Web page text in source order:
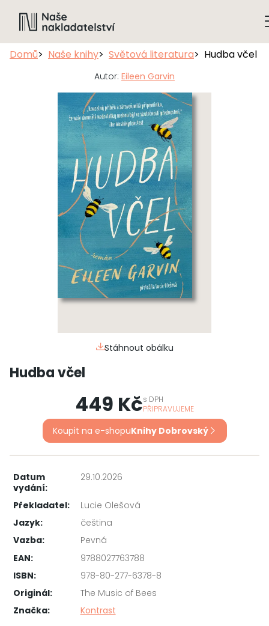
Domů Naše knihy Světová literatura Hudba včel
Autor: Eileen Garvin
Stáhnout obálku
Hudba včel
449 Kčs DPH
PŘIPRAVUJEME
Koupit na e-shopuKnihy Dobrovský
Datum
vydání:
29.10.2026
Překladatel:
Lucie Olešová
Jazyk:
čeština
Vazba:
Pevná
EAN:
9788027763788
ISBN:
978-80-277-6378-8
Originál:
The Music of Bees
Značka:
Kontrast